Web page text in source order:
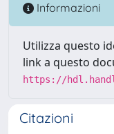
Informazioni
Utilizza questo
link a questo
https://
Citazioni